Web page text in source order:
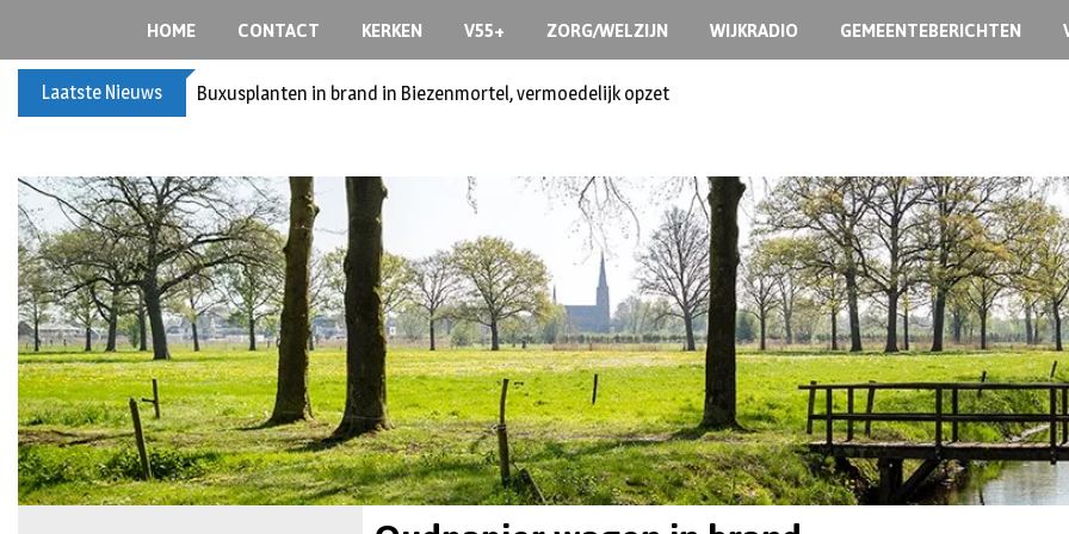
HOME CONTACT KERKEN V55+ ZORG/WELZIJN WIJKRADIO GEMEENTEBERICHTEN
Laatste Nieuws Buxusplanten in brand in Biezenmortel, vermoedelijk opzet